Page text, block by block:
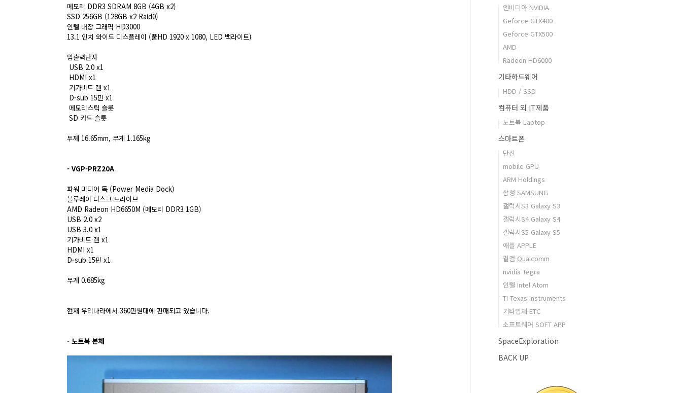
메모리 DDR3 SDRAM 8GB (4GB x2)
SSD 256GB (128GB x2 Raid0)
인텔 내장 그래픽 HD3000
13.1 인치 와이드 디스플레이 (풀HD 1920 x 1080, LED 백라이트)
입출력단자
USB 2.0 x1
HDMI x1
기가비트 랜 x1
D-sub 15핀 x1
메모리스틱 슬롯
SD 카드 슬롯
두께 16.65mm, 무게 1.165kg
- VGP-PRZ20A
파워 미디어 독 (Power Media Dock)
블루레이 디스크 드라이브
AMD Radeon HD6650M (메모리 DDR3 1GB)
USB 2.0 x2
USB 3.0 x1
기가비트 랜 x1
HDMI x1
D-sub 15핀 x1
무게 0.685kg
현재 우리나라에서 360만원대에 판매되고 있습니다.
- 노트북 본체
엔비디아 NVIDIA
Geforce GTX400
Geforce GTX500
AMD
Radeon HD6000
기타하드웨어
HDD / SSD
컴퓨터 외 IT제품
노트북 Laptop
스마트폰
단신
mobile GPU
ARM Holdings
삼성 SAMSUNG
갤럭시S3 Galaxy S3
갤럭시S4 Galaxy S4
갤럭시S5 Galaxy S5
애플 APPLE
퀄컴 Qualcomm
nvidia Tegra
인텔 Intel Atom
TI Texas Instruments
기타업체 ETC
소프트웨어 SOFT APP
SpaceExploration
BACK UP